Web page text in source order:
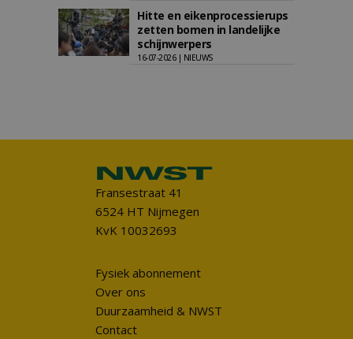
Hitte en eikenprocessierups
zetten bomen in landelijke
schijnwerpers
16-07-2026 | NIEUWS
Fransestraat 41
6524 HT Nijmegen
KvK 10032693
Fysiek abonnement
Over ons
Duurzaamheid & NWST
Contact